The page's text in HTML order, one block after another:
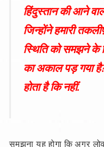
हिंदुस्तान की आने
जिन्होंने हमारी
स्थिति को समझने के
का अकाल पड़ गया
होता है कि नहीं.
समझना यह होगा कि अगर